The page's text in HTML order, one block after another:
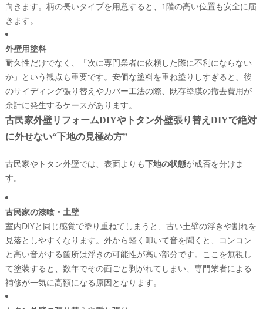
向きます。柄の長いタイプを用意すると、1階の高い位置も安全に届
きます。
外壁用塗料
耐久性だけでなく、「次に専門業者に依頼した際に不利にならない
か」という観点も重要です。安価な塗料を重ね塗りしすぎると、後
のサイディング張り替えやカバー工法の際、既存塗膜の撤去費用が
余計に発生するケースがあります。
古民家外壁リフォームDIYやトタン外壁張り替えDIYで絶対
に外せない“下地の見極め方”
古民家やトタン外壁では、表面よりも下地の状態が成否を分けま
す。
古民家の漆喰・土壁
室内DIYと同じ感覚で塗り重ねてしまうと、古い土壁の浮きや割れを
見落としやすくなります。外から軽く叩いて音を聞くと、コンコン
と高い音がする箇所は浮きの可能性が高い部分です。ここを無視し
て塗装すると、数年でその面ごと剥がれてしまい、専門業者による
補修が一気に高額になる原因となります。